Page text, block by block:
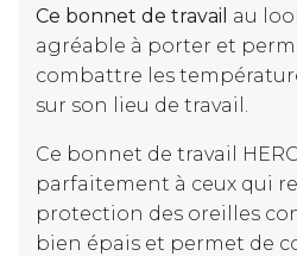
Ce bonnet de travail au
agréable à porter et
combattre les
sur son lieu de travail.
Ce bonnet de travail
parfaitement à ceux qui
protection des oreilles
bien épais et permet de